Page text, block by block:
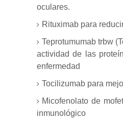
oculares.
Rituximab para
Teprotumumab trbw
actividad de las
enfermedad
Tocilizumab para
Micofenolato de
inmunológico